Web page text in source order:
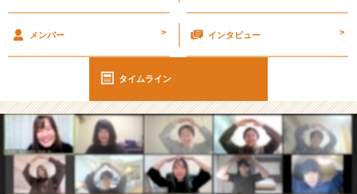
ニ
切
な
も
の】
【株
式
会
メンバー > インタビュー >
タイムライン